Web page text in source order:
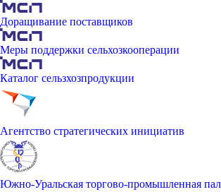
Доращивание поставщиков
Меры поддержки сельхозкооперации
Каталог сельзхозпродукции
Агентство стратегических инициатив
Южно-Уральская торгово-промышленная